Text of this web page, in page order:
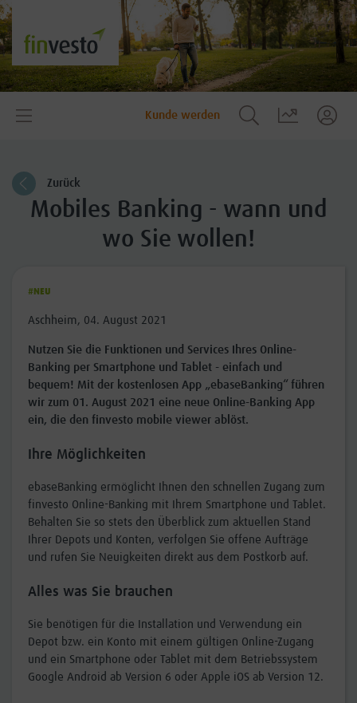
Kunde werden
Zurück
Mobiles Banking - wann und
wo Sie wollen!
#NEU
Aschheim, 04. August 2021
Nutzen Sie die Funktionen und Services Ihres Online-
Banking per Smartphone und Tablet - einfach und
bequem! Mit der kostenlosen App „ebaseBanking“ führen
wir zum 01. August 2021 eine neue Online-Banking App
ein, die den finvesto mobile viewer ablöst.
Ihre Möglichkeiten
ebaseBanking ermöglicht Ihnen den schnellen Zugang zum
finvesto Online-Banking mit Ihrem Smartphone und Tablet.
Behalten Sie so stets den Überblick zum aktuellen Stand
Ihrer Depots und Konten, verfolgen Sie offene Aufträge
und rufen Sie Neuigkeiten direkt aus dem Postkorb auf.
Alles was Sie brauchen
Sie benötigen für die Installation und Verwendung ein
Depot bzw. ein Konto mit einem gültigen Online-Zugang
und ein Smartphone oder Tablet mit dem Betriebssystem
Google Android ab Version 6 oder Apple iOS ab Version 12.